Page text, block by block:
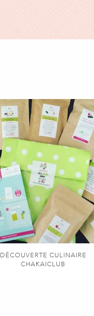
DÉCOUVERTE CULINAIRE
CHAKAICLUB